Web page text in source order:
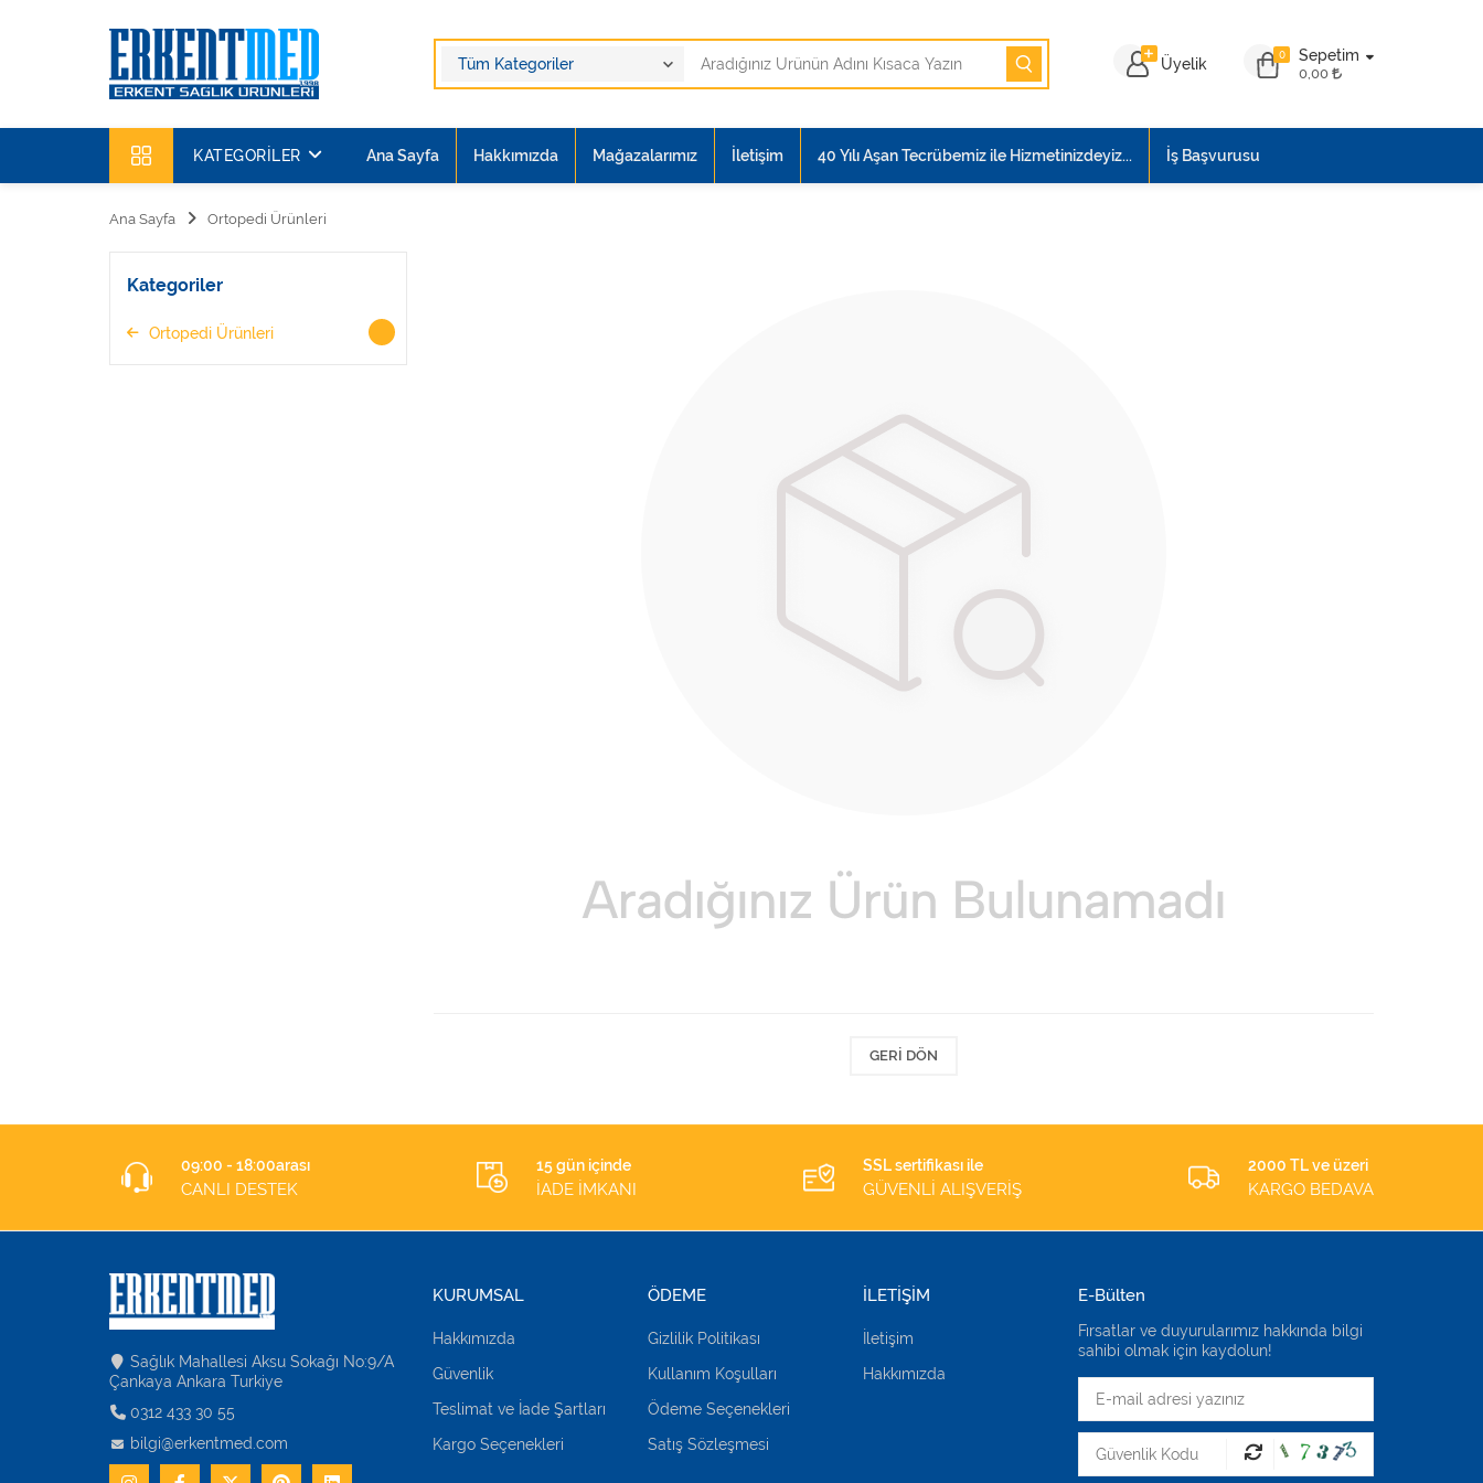
0 Sepetim
0,00
Üyelik
KATEGORILER Ana Sayfa Hakkımızda Mağazalarımız İletişim 40 Yılı Aşan Tecrübemiz ile Hizmetinizdeyiz... İş Başvurusu
Ana Sayfa Ortopedi Ürünleri
GERI DÖN
Kategoriler
Ortopedi Ürünleri
09:00 - 18:00arası
CANLI DESTEK
15 gün içinde
İADE İMKANI
SSL sertifikası ile
GÜVENLİ ALIŞVERİŞ
2000 TL ve üzeri
KARGO BEDAVA
Sağlık Mahallesi Aksu Sokağı No:9/A
Çankaya Ankara Turkiye
0312 433 30 55
bilgi@erkentmed.com
E-Bülten
Fırsatlar ve duyurularımız hakkında bilgi
sahibi olmak için kaydolun!
KURUMSAL
Hakkımızda
Güvenlik
Teslimat ve İade Şartları
Kargo Seçenekleri
ÖDEME
Gizlilik Politikası
Kullanım Koşulları
Ödeme Seçenekleri
Satış Sözleşmesi
İLETİŞİM
İletişim
Hakkımızda